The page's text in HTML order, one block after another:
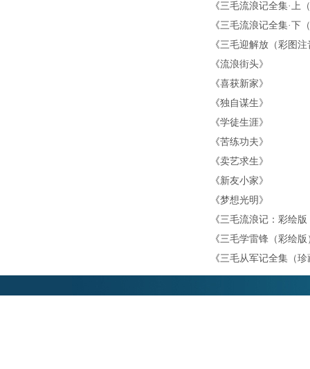
《三毛流浪记全集·上
《三毛流浪记全集·下
《三毛迎解放（彩图注
《流浪街头》
《喜获新家》
《独自谋生》
《学徒生涯》
《苦练功夫》
《卖艺求生》
《新友小家》
《梦想光明 》
《三毛流浪记：彩绘版
《三毛学雷锋（彩绘版
《三毛从军记全集（珍